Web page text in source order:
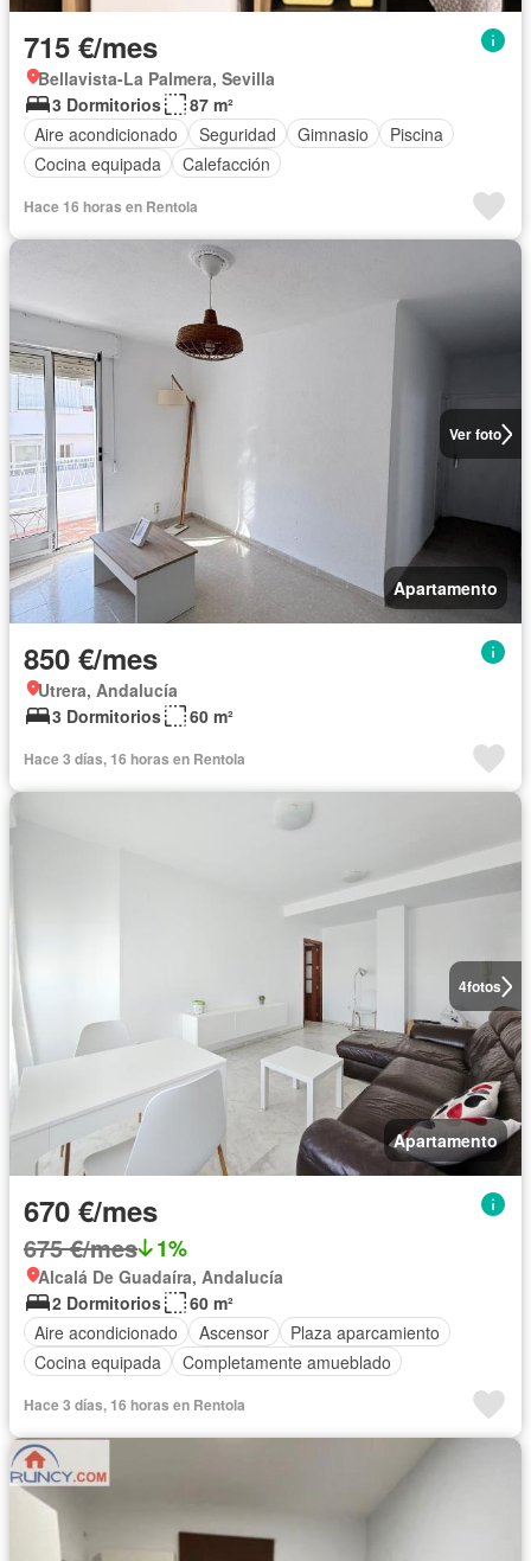
715 €/mes
Bellavista-La Palmera, Sevilla
3 Dormitorios
87 m²
Aire acondicionado
Seguridad Gimnasio
Piscina
Cocina equipada
Calefacción
Hace 16 horas en Rentola
Ver foto
Apartamento
850 €/mes
Utrera, Andalucía
3 Dormitorios
60 m²
Hace 3 días, 16 horas en Rentola
4fotos
Apartamento
670 €/mes
675 €/mes 1%
Alcalá De Guadaíra, Andalucía
2 Dormitorios
60 m²
Aire acondicionado
Ascensor
Plaza aparcamiento
Cocina equipada
Completamente amueblado
Hace 3 días, 16 horas en Rentola